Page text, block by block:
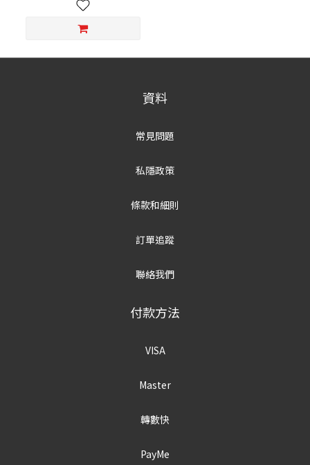
資料
常見問題
私隱政策
條款和細則
訂單追蹤
聯絡我們
付款方法
VISA
Master
轉數快
PayMe